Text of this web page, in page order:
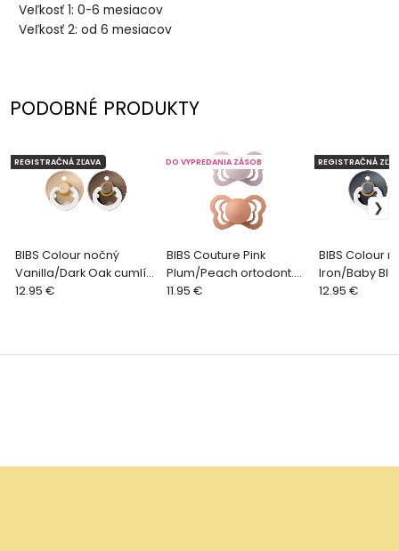
Veľkosť 1: 0-6 mesiacov
Veľkosť 2: od 6 mesiacov
PODOBNÉ PRODUKTY
BIBS Colour nočný
Vanilla/Dark Oak cumlík
z prírodného kaučuku
REGISTRAČNÁ ZĽAVA
12.95 €
BIBS Couture Pink
Plum/Peach ortodont.
cumlík z prírodného
DO VYPREDANIA ZÁSOB
11.95 €
BIBS Colour
Iron/Baby
prírodného
REGISTRAČNÁ
12.95 €